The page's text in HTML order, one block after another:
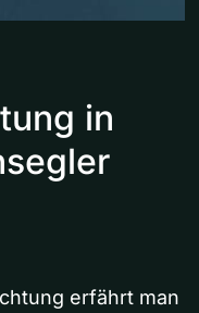
in
erfährt man